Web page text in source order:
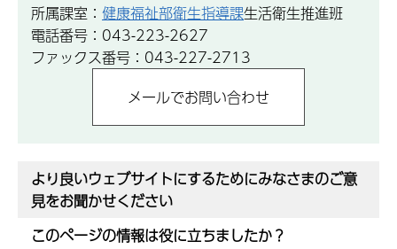
所属課室： 健康福祉部衛生指導課生活衛生推進班
電話番号：043-223-2627
ファックス番号：043-227-2713
より良いウェブサイトにするためにみなさまのご意
見をお聞かせください
このページの情報は役に立ちましたか？